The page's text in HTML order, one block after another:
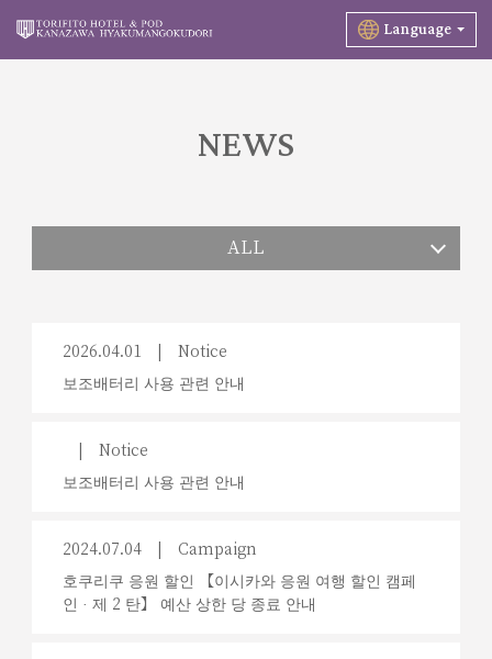
Language
NEWS
ALL
2026.04.01
Notice
보조배터리 사용 관련 안내
Notice
보조배터리 사용 관련 안내
2024.07.04
Campaign
호쿠리쿠 응원 할인 【이시카와 응원 여행 할인 캠페
인 · 제 2 탄】 예산 상한 당 종료 안내